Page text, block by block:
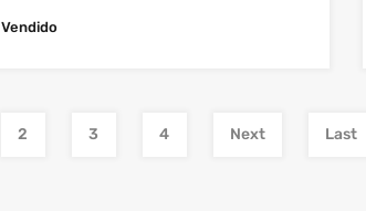
Vendido
2 3 4 Next Last